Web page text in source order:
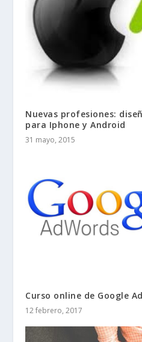
Nuevas profesiones:
para Iphone y Android
31 mayo, 2015
Curso online de Google
12 febrero, 2017